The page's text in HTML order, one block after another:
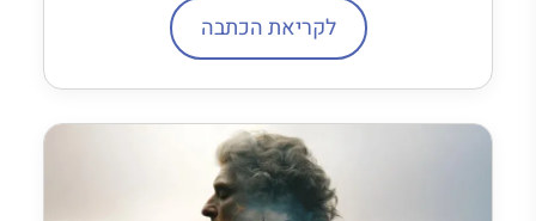
לקריאת הכתבה